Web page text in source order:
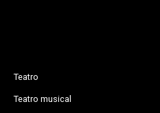
Teatro
Teatro musical